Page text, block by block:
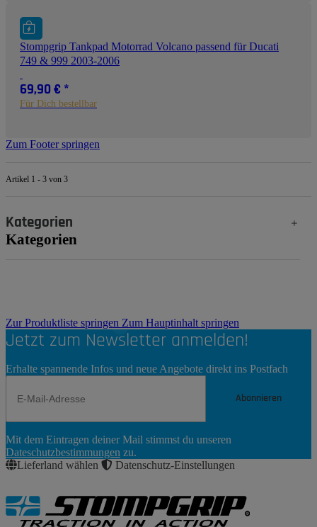
Stompgrip Tankpad Motorrad Volcano passend für Ducati
749 & 999 2003-2006
69,90 € *
Für Dich bestellbar
Zum Footer springen
Artikel 1 - 3 von 3
Kategorien
Kategorien
Zur Produktliste springen Zum Hauptinhalt springen
Jetzt zum Newsletter anmelden!
Erhalte spannende Infos und neue Angebote direkt ins Postfach
Abonnieren
Abonnieren
Mit dem Eintragen deiner Mail stimmst du unseren
Dateschutzbestimmungen zu.
Lieferland wählen
Datenschutz-Einstellungen